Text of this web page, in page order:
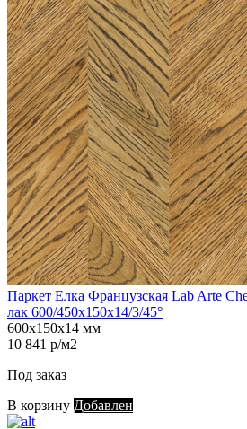
Паркет Елка Французская Lab Arte
лак 600/450х150х14/3/45°
600х150х14 мм
10 841 р/м2
Под заказ
В корзину Добавлен